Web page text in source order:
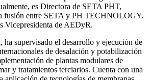
es Directora de SETA PHT,
fusión entre SETA y PH TECHNOLOGY.
Vicepresidenta de AEDyR.
ha supervisado el desarrollo y ejecución de
de desalación y potabilización
de plantas modulares de
y tratamientos terciarios. Cuenta con una